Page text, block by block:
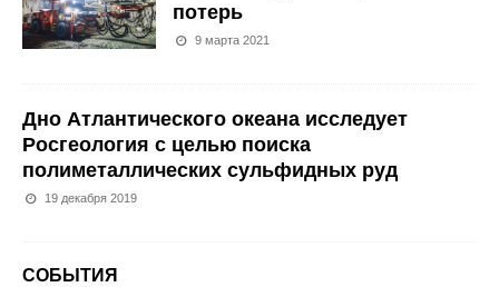
потерь
9 марта 2021
Дно Атлантического океана исследует
Росгеология с целью поиска
полиметаллических сульфидных руд
19 декабря 2019
СОБЫТИЯ